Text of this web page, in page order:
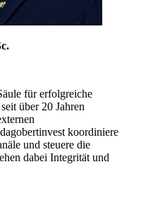
für erfolgreiche
über 20 Jahren
koordiniere
und steuere die
dabei Integrität und